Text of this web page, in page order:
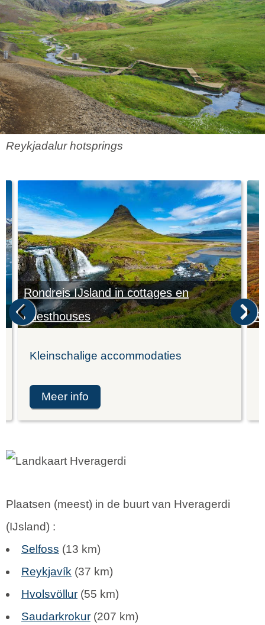
Reykjadalur hotsprings
Rondreis IJsland in cottages en
guesthouses
Kleinschalige accommodaties
meer info
Plaatsen (meest) in de buurt van Hveragerdi
(IJsland) :
Selfoss (13 km)
Reykjavík (37 km)
Hvolsvöllur (55 km)
Saudarkrokur (207 km)